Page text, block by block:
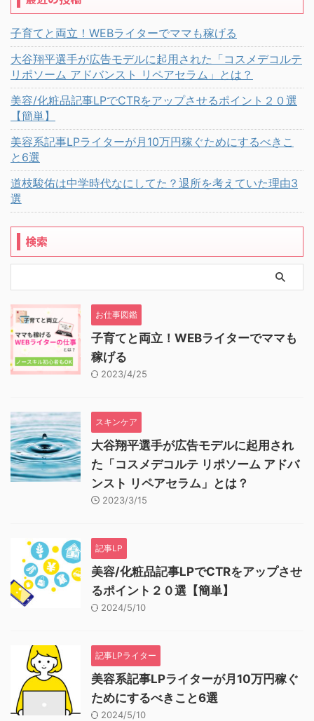
子育てと両立！WEBライターでママも稼げる
大谷翔平選手が広告モデルに起用された「コスメデコルテ
リポソーム アドバンスト リペアセラム」とは？
美容/化粧品記事LPでCTRをアップさせるポイント２０選
【簡単】
美容系記事LPライターが月10万円稼ぐためにするべきこ
と6選
道枝駿佑は中学時代なにしてた？退所を考えていた理由3
選
検索
お仕事図鑑
子育てと両立！WEBライターでママも
稼げる
2023/4/25
スキンケア
大谷翔平選手が広告モデルに起用され
た「コスメデコルテ リポソーム アドバ
ンスト リペアセラム」とは？
2023/3/15
記事LP
美容/化粧品記事LPでCTRをアップさせ
るポイント２０選【簡単】
2024/5/10
記事LPライター
美容系記事LPライターが月10万円稼ぐ
ためにするべきこと6選
2024/5/10